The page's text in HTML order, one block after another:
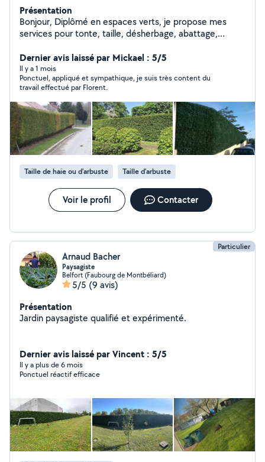
Présentation
Bonjour, Diplômé en espaces verts, je propose mes
services pour tonte, taille, désherbage, abattage,
d'arbustes et de haie. Je possède coupe fil électrique,
tondeuse thermique, taille haies thermique, et outils
manuels - ainsi qu'un véhicule utilitaire pour charger un
volume important de déchets verts pour l'évacuation. Je
mets un point d'honneur à laisser un chantier propre
avant mon départ.
Dernier avis laissé par Mickael : 5/5
Il y a 1 mois
Ponctuel, appliqué et sympathique, je suis très content du
travail effectué par Florent.
Taille de haie ou d'arbuste Taille d'arbuste
Voir le profil Contacter
Particulier
Arnaud Bacher
Paysagiste
Belfort (Faubourg de Montbéliard)
5/5 (9 avis)
Présentation
Jardin paysagiste qualifié et expérimenté.
Dernier avis laissé par Vincent : 5/5
Il y a plus de 6 mois
Ponctuel réactif efficace